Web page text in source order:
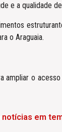
a qualidade
o Araguaia.
o
em